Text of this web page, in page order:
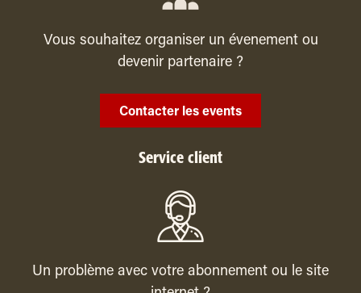
Vous souhaitez organiser un évenement ou
devenir partenaire ?
Contacter les events
Service client
Un problème avec votre abonnement ou le site